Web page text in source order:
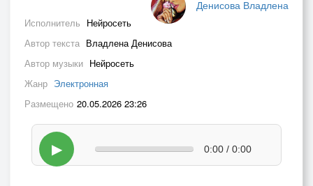
Денисова Владлена
Исполнитель Нейросеть
Автор текста Владлена Денисова
Автор музыки Нейросеть
Жанр Электронная
Размещено 20.05.2026 23:26
▶ 0:00 / 0:00